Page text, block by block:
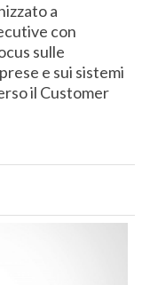
a
con
sulle
e sui sistemi
il Customer